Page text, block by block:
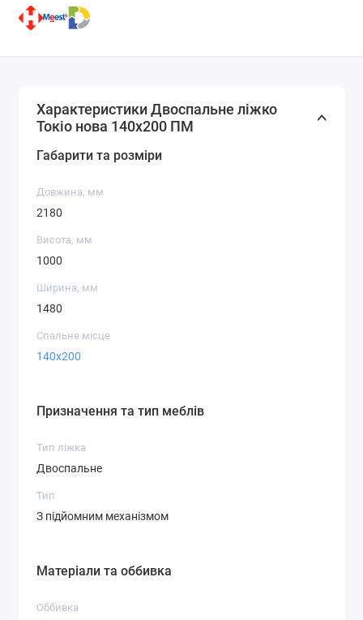
Характеристики Двоспальне ліжко
Токіо нова 140х200 ПМ
Габарити та розміри
Довжина, мм
2180
Висота, мм
1000
Ширина, мм
1480
Спальне місце
140х200
Призначення та тип меблів
Тип ліжка
Двоспальне
Тип
З підйомним механізмом
Матеріали та оббивка
Оббивка